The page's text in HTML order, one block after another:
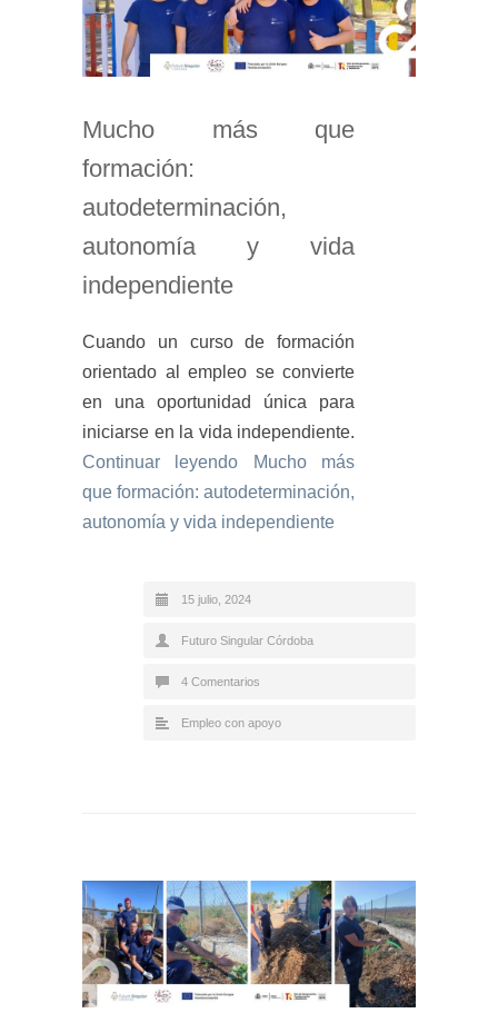
Mucho más que
formación:
autodeterminación,
autonomía y vida
independiente
Cuando un curso de formación
orientado al empleo se convierte
en una oportunidad única para
iniciarse en la vida independiente.
Continuar leyendo Mucho más
que formación: autodeterminación,
autonomía y vida independiente
15 julio, 2024
Futuro Singular Córdoba
4 Comentarios
Empleo con apoyo